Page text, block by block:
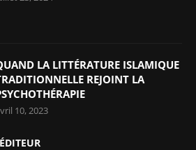
LA LITTÉRATURE ISLAMIQUE
REJOINT LA
10, 2023